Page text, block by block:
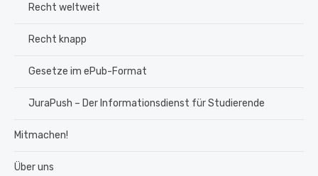
Recht weltweit
Recht knapp
Gesetze im ePub-Format
JuraPush – Der Informationsdienst für Studierende
Mitmachen!
Über uns